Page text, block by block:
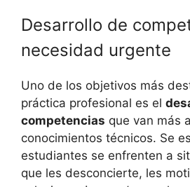
Desarrollo de⁣
necesidad urgente
Uno de los objetivos ⁣más​
práctica profesional es el​
competencias que van ‍más
conocimientos técnicos. Se
estudiantes se enfrenten a
que les desconcierte, les